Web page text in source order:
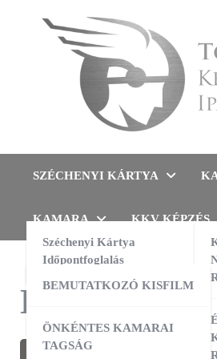
Tolna
SZÉCHENYI KÁRTYA
Széchenyi Kártya
Időpontfoglalás
KAMARA
BEMUTATKOZÓ KISFILM
ÖNKÉNTES KAMARAI
TAGSÁG
KKV KÉPZÉS
Kategória: